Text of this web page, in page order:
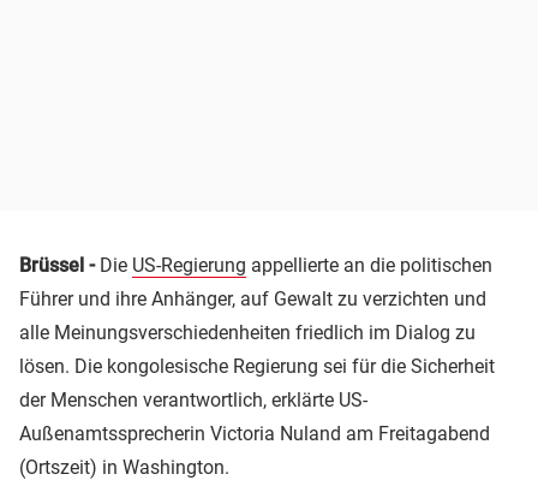
Brüssel - Die US-Regierung appellierte an die politischen
Führer und ihre Anhänger, auf Gewalt zu verzichten und
alle Meinungsverschiedenheiten friedlich im Dialog zu
lösen. Die kongolesische Regierung sei für die Sicherheit
der Menschen verantwortlich, erklärte US-
Außenamtssprecherin Victoria Nuland am Freitagabend
(Ortszeit) in Washington.